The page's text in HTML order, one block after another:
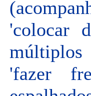
'colocar
múltiplos
'fazer